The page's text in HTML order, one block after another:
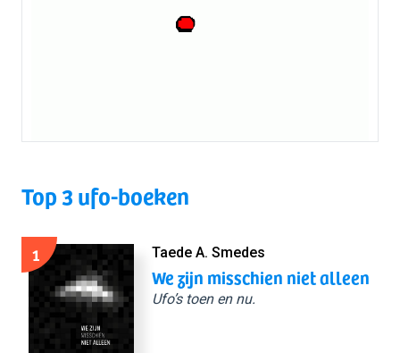
Top 3 ufo-boeken
1 Taede A. Smedes
We zijn misschien niet alleen
Ufo’s toen en nu.